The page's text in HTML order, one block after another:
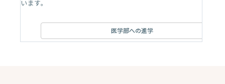
います。
医学部への進学